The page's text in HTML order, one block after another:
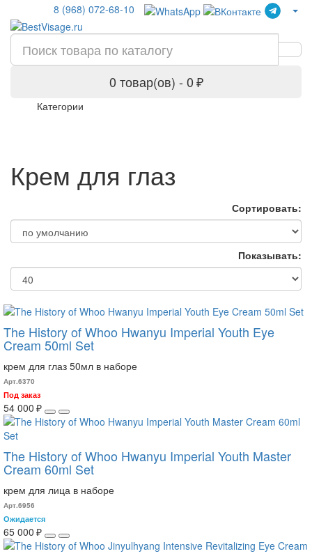
8 (968) 072-68-10
0 товар(ов) - 0 ₽
Категории
Крем для глаз
Сортировать:
Показывать:
The History of Whoo Hwanyu Imperial Youth Eye
Cream 50ml Set
крем для глаз 50мл в наборе
Арт.6370
Под заказ
54 000 ₽
The History of Whoo Hwanyu Imperial Youth Master
Cream 60ml Set
крем для лица в наборе
Арт.6956
Ожидается
65 000 ₽